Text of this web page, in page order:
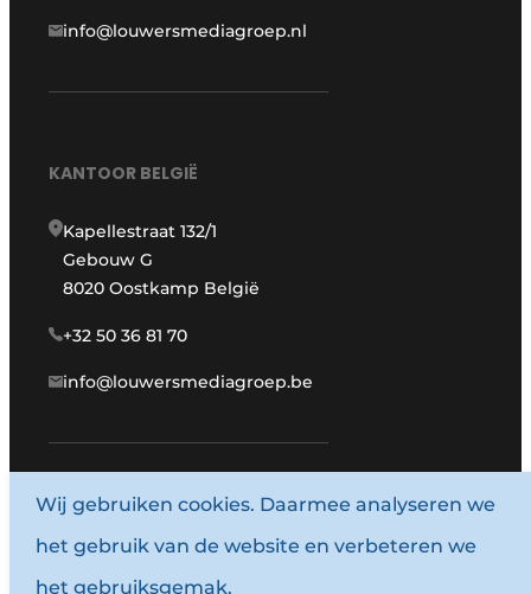
info@louwersmediagroep.nl
KANTOOR BELGIË
Kapellestraat 132/1
Gebouw G
8020 Oostkamp België
+32 50 36 81 70
info@louwersmediagroep.be
www.louwersmediagroep.com
© 1987 - 2026 Louwersmediagroep.
Algemene voorwaarden
Wij gebruiken cookies. Daarmee analyseren we
het gebruik van de website en verbeteren we
het gebruiksgemak.